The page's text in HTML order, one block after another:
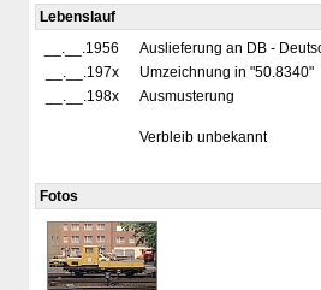
Lebenslauf
__.__.1956
Auslieferung an DB -
__.__.197x
Umzeichnung in "50.8340"
__.__.198x
Ausmusterung
Verbleib unbekannt
Fotos